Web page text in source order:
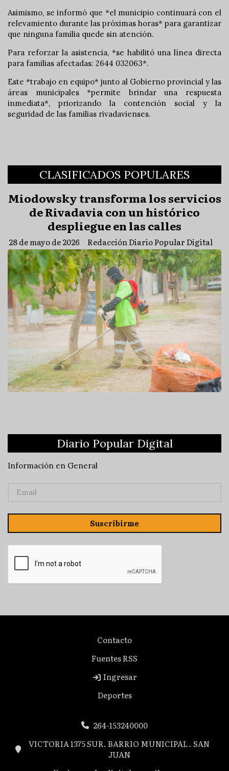
Asimismo, se informó que *el municipio continuará con el
relevamiento durante las próximas horas* para garantizar
que ninguna familia quede sin atención.
Para reforzar la asistencia, *se habilitó una línea directa
para familias afectadas: 2644 032063*.
Este *trabajo en equipo* junto al Gobierno provincial y las
áreas municipales *permite brindar una respuesta
inmediata*, priorizando la contención social y la
seguridad de las familias rivadavienses.
CLASIFICADOS POPULARES
Miodowsky transforma los servicios
de Rivadavia con un histórico
despliegue en las calles
Redacción Diario Popular Digital
28 de mayo de 2026
Diario Popular Digital
Información en General
Suscribirme
Contacto
Fuentes RSS
Ingresar
Deportes
264-153240000
VICTORIA 1375 SUR. BARRIO MUNICIPAL . SAN
JUAN